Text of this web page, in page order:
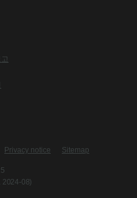
Privacy notice
Sitemap
2024-08)